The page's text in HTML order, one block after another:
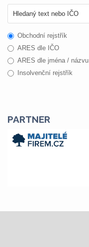
Obchodní rejstřík
ARES dle IČO
ARES dle jména / názvu
Insolvenční rejstřík
PARTNER